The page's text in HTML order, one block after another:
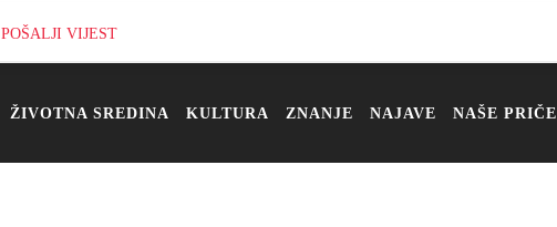
POŠALJI VIJEST
ŽIVOTNA SREDINA KULTURA ZNANJE NAJAVE NAŠE PRIČE